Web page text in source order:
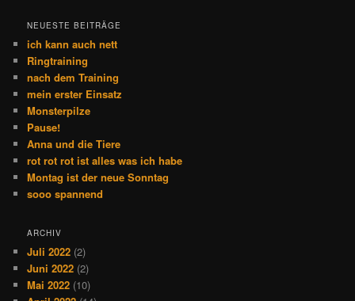
NEUESTE BEITRÄGE
ich kann auch nett
Ringtraining
nach dem Training
mein erster Einsatz
Monsterpilze
Pause!
Anna und die Tiere
rot rot rot ist alles was ich habe
Montag ist der neue Sonntag
sooo spannend
ARCHIV
Juli 2022 (2)
Juni 2022 (2)
Mai 2022 (10)